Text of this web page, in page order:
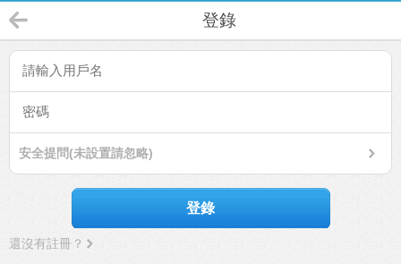
登錄
安全提問(未設置請忽略)
登錄
還沒有註冊？